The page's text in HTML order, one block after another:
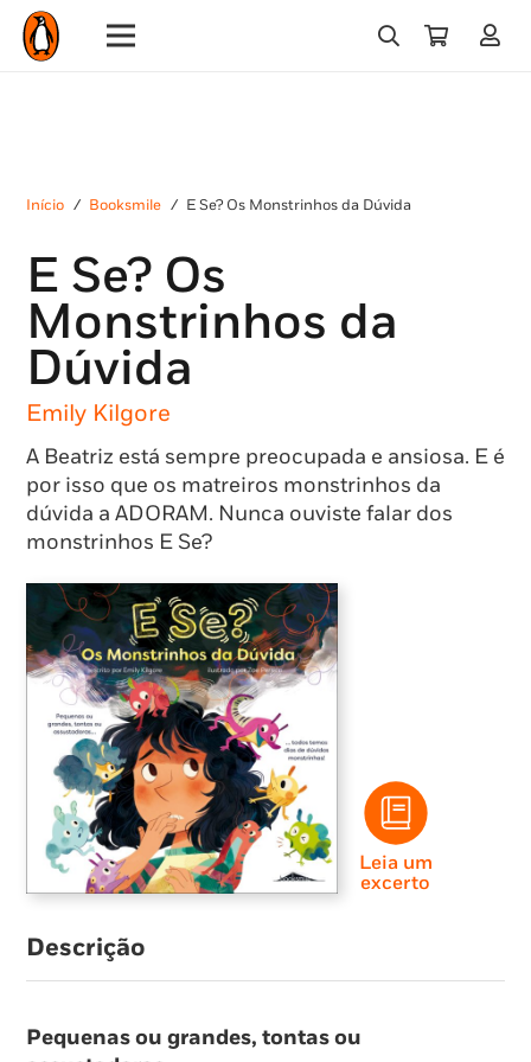
Início / Booksmile / E Se? Os Monstrinhos da Dúvida
E Se? Os
Monstrinhos da
Dúvida
Emily Kilgore
A Beatriz está sempre preocupada e ansiosa. E é
por isso que os matreiros monstrinhos da
dúvida a ADORAM. Nunca ouviste falar dos
monstrinhos E Se?
Leia um
excerto
Descrição
Pequenas ou grandes, tontas ou